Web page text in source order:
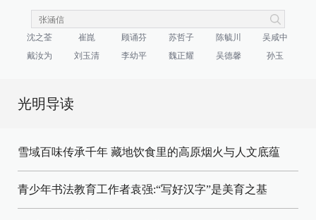
沈之荃 崔崑 顾诵芬 苏哲子 陈毓川
吴咸中
戴汝为
刘玉清 李幼平 魏正耀 吴德馨 孙玉
光明导读
雪域百味传承千年 藏地饮食里的高原烟火与人文底蕴
青少年书法教育工作者袁强:“写好汉字”是美育之基